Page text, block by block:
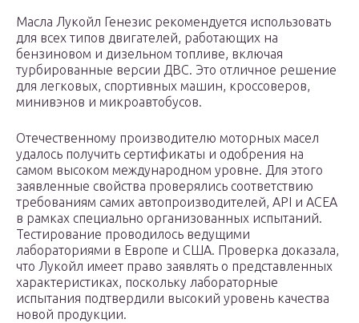
Масла Лукойл Генезис рекомендуется использовать
для всех типов двигателей, работающих на
бензиновом и дизельном топливе, включая
турбированные версии ДВС. Это отличное решение
для легковых, спортивных машин, кроссоверов,
минивэнов и микроавтобусов.
Отечественному производителю моторных масел
удалось получить сертификаты и одобрения на
самом высоком международном уровне. Для этого
заявленные свойства проверялись соответствию
требованиям самих автопроизводителей, API и ACEA
в рамках специально организованных испытаний.
Тестирование проводилось ведущими
лабораториями в Европе и США. Проверка доказала,
что Лукойл имеет право заявлять о представленных
характеристиках, поскольку лабораторные
испытания подтвердили высокий уровень качества
новой продукции.